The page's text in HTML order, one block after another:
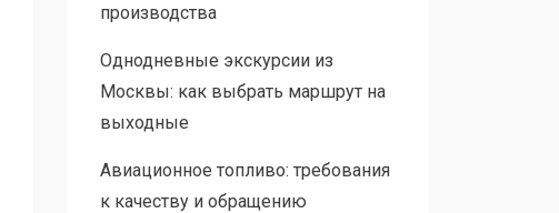
производства
Однодневные экскурсии из
Москвы: как выбрать маршрут на
выходные
Авиационное топливо: требования
к качеству и обращению